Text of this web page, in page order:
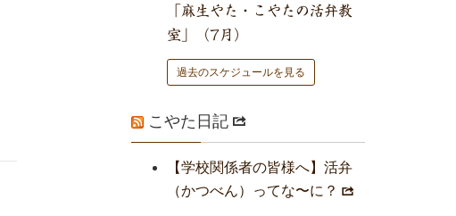
「麻生やた・こやたの活弁教
室」（7月）
過去のスケジュールを見る
こやた日記
【学校関係者の皆様へ】活弁
（かつべん）ってな〜に？